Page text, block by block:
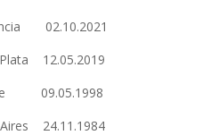
02.10.2021
12.05.2019
09.05.1998
24.11.1984